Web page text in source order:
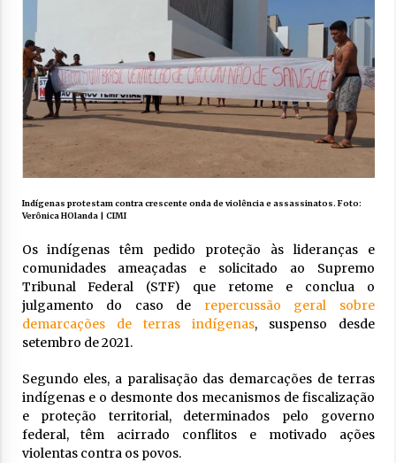
Indígenas protestam contra crescente onda de violência e assassinatos. Foto:
Verônica HOlanda | CIMI
Os indígenas têm pedido proteção às lideranças e
comunidades ameaçadas e solicitado ao Supremo
Tribunal Federal (STF) que retome e conclua o
julgamento do caso de repercussão geral sobre
demarcações de terras indígenas, suspenso desde
setembro de 2021.
Segundo eles, a paralisação das demarcações de terras
indígenas e o desmonte dos mecanismos de fiscalização
e proteção territorial, determinados pelo governo
federal, têm acirrado conflitos e motivado ações
violentas contra os povos.